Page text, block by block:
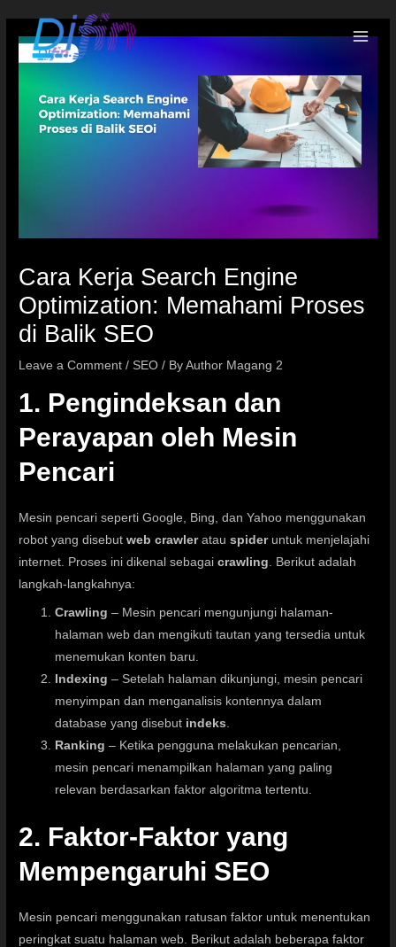
Cara Kerja Search Engine
Optimization: Memahami Proses
di Balik SEO
Leave a Comment / SEO / ByAuthor Magang 2
1. Pengindeksan dan
Perayapan oleh Mesin
Pencari
Mesin pencari seperti Google, Bing, dan Yahoo menggunakan
robot yang disebutweb crawleratauspideruntuk menjelajahi
internet. Proses ini dikenal sebagaicrawling. Berikut adalah
langkah-langkahnya:
Crawling – Mesin pencari mengunjungi halaman-
halaman web dan mengikuti tautan yang tersedia untuk
menemukan konten baru.
Indexing – Setelah halaman dikunjungi, mesin pencari
menyimpan dan menganalisis kontennya dalam
database yang disebut indeks.
Ranking – Ketika pengguna melakukan pencarian,
mesin pencari menampilkan halaman yang paling
relevan berdasarkan faktor algoritma tertentu.
2. Faktor-Faktor yang
Mempengaruhi SEO
Mesin pencari menggunakan ratusan faktor untuk menentukan
peringkat suatu halaman web. Berikut adalah beberapa faktor